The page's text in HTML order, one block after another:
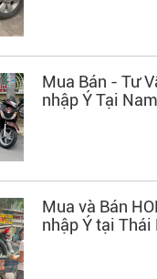
Mua Bán - Tư
nhập Ý Tại
Mua và Bán
nhập Ý tại Thái